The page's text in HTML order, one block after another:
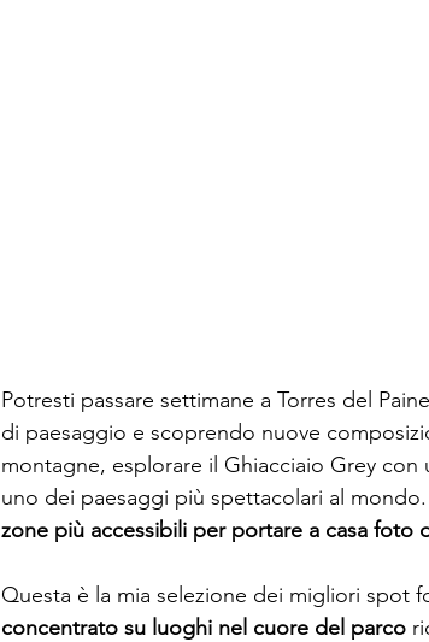
Potresti passare settimane a Torres del
di paesaggio e scoprendo nuove
montagne, esplorare il Ghiacciaio Grey
uno dei paesaggi più spettacolari al mondo.
zone più accessibili per portare a casa foto
Questa è la mia selezione dei migliori spot
concentrato su luoghi nel cuore del parco